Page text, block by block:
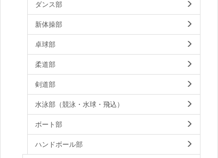
ダンス部
新体操部
卓球部
柔道部
剣道部
水泳部（競泳・水球・飛込）
ボート部
ハンドボール部